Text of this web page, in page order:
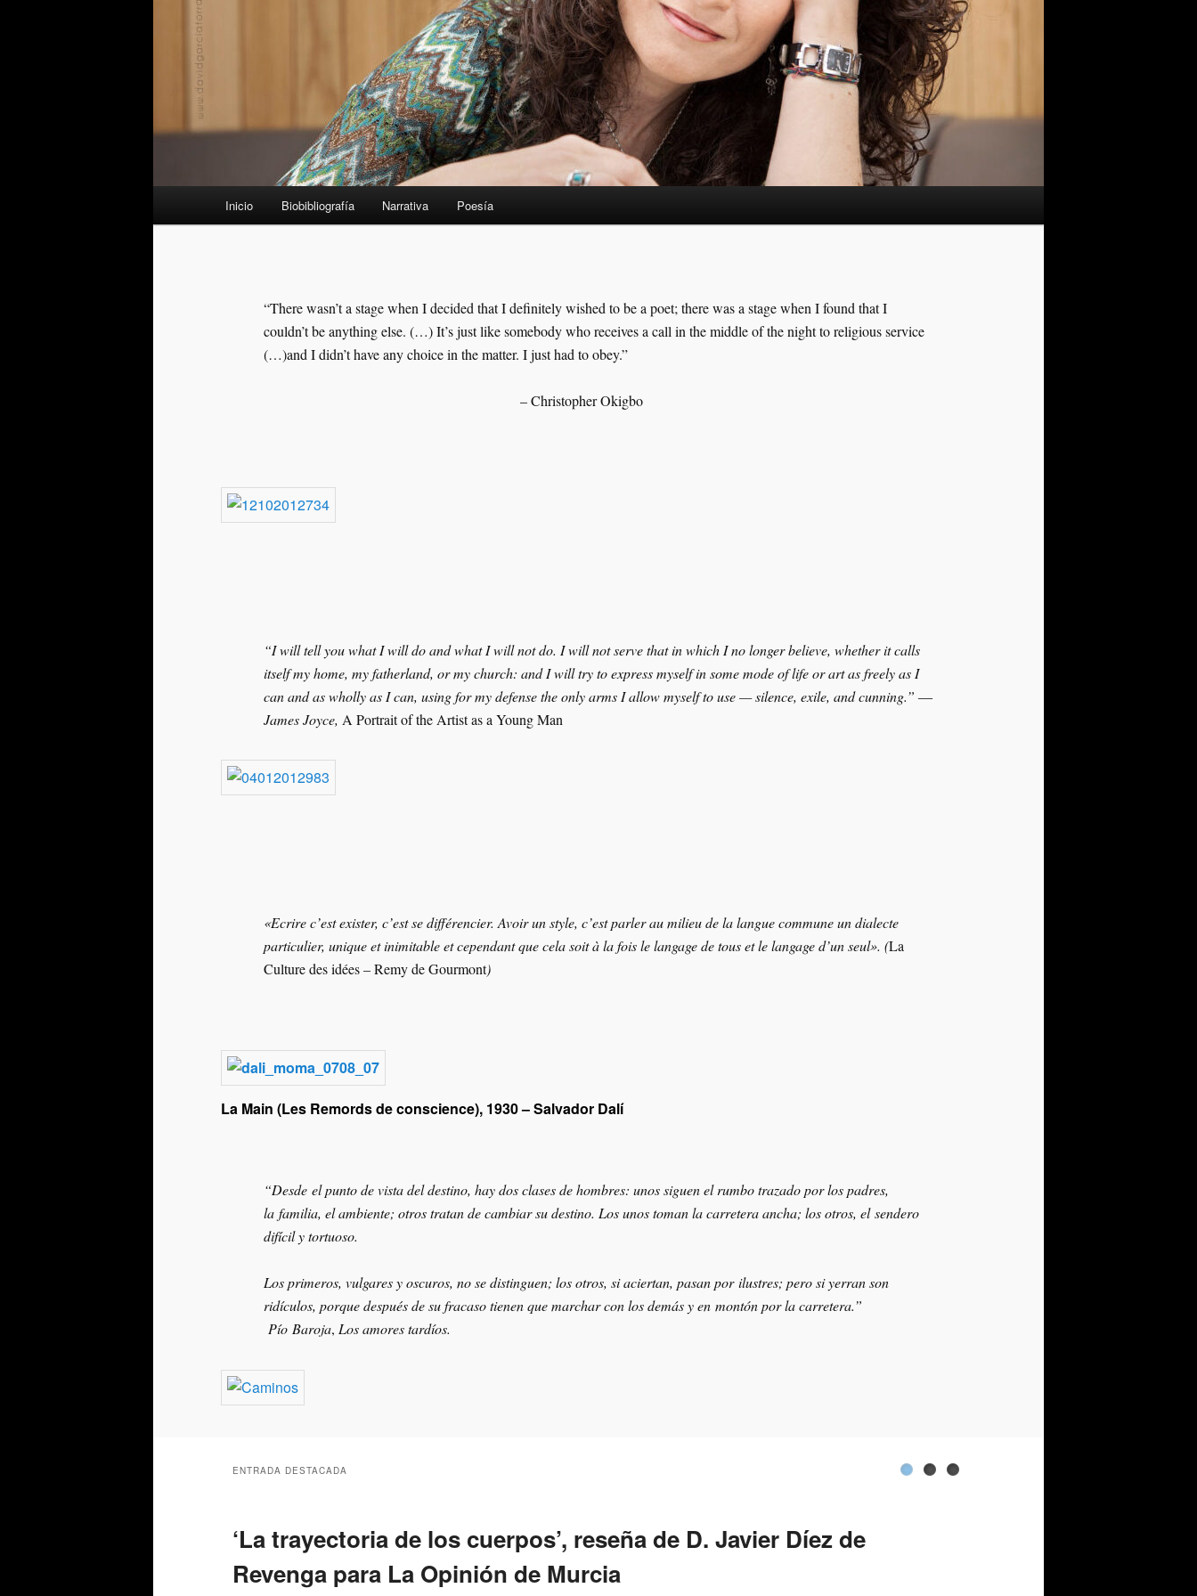
Inicio Biobibliografía Narrativa Poesía
“There wasn’t a stage when I decided that I definitely wished to be a poet; there was a stage when I found that I
couldn’t be anything else. (…) It’s just like somebody who receives a call in the middle of the night to religious service
(…)and I didn’t have any choice in the matter. I just had to obey.”
– Christopher Okigbo
“I will tell you what I will do and what I will not do. I will not serve that in which I no longer believe, whether it calls
itself my home, my fatherland, or my church: and I will try to express myself in some mode of life or art as freely as I
can and as wholly as I can, using for my defense the only arms I allow myself to use — silence, exile, and cunning.” ―
James Joyce, A Portrait of the Artist as a Young Man
«Ecrire c’est exister, c’est se différencier. Avoir un style, c’est parler au milieu de la langue commune un dialecte
particulier, unique et inimitable et cependant que cela soit à la fois le langage de tous et le langage d’un seul». (La
Culture des idées – Remy de Gourmont)
La Main (Les Remords de conscience), 1930 – Salvador Dalí
“Desde el punto de vista del destino, hay dos clases de hombres: unos siguen el rumbo trazado por los padres,
la familia, el ambiente; otros tratan de cambiar su destino. Los unos toman la carretera ancha; los otros, el sendero
difícil y tortuoso.
Los primeros, vulgares y oscuros, no se distinguen; los otros, si aciertan, pasan por ilustres; pero si yerran son
ridículos, porque después de su fracaso tienen que marchar con los demás y en montón por la carretera.”
Pío Baroja, Los amores tardíos.
ENTRADA DESTACADA
‘La trayectoria de los cuerpos’, reseña de D. Javier Díez de
Revenga para La Opinión de Murcia